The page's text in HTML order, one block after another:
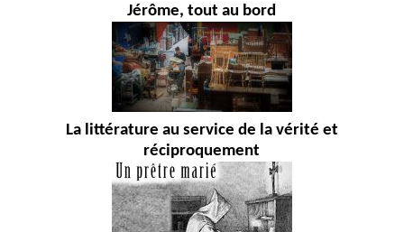
Jérôme, tout au bord
La littérature au service de la vérité et
réciproquement